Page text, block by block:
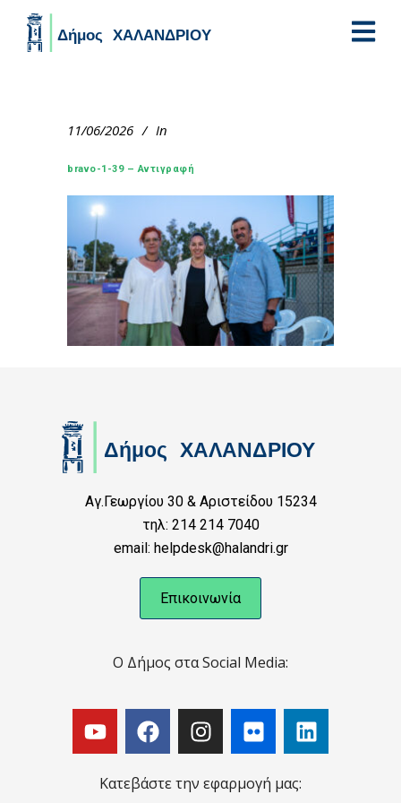
11/06/2026 In
bravo-1-39 – Αντιγραφή
Αγ.Γεωργίου 30 & Αριστείδου 15234
τηλ: 214 214 7040
email: helpdesk@halandri.gr
Επικοινωνία
Ο Δήμος στα Social Media:
Κατεβάστε την εφαρμογή μας: